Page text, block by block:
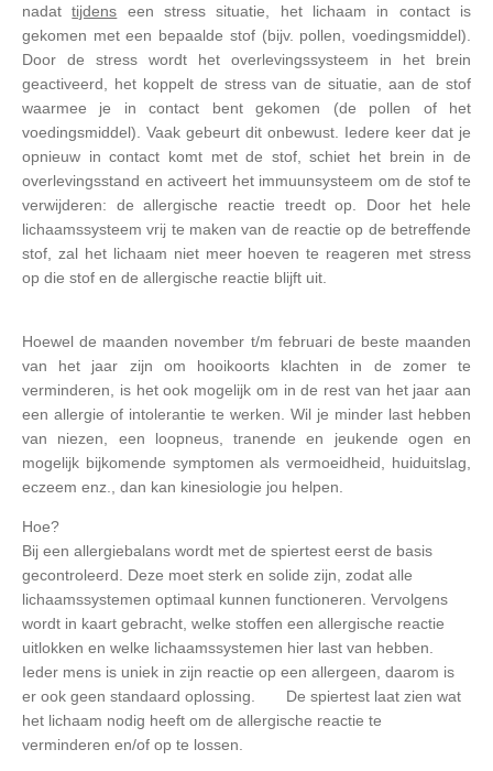
nadattijdens een stress situatie, het lichaam in contact is
gekomen met een bepaalde stof (bijv. pollen, voedingsmiddel).
Door de stress wordt het overlevingssysteem in het brein
geactiveerd, het koppelt de stress van de situatie, aan de stof
waarmee je in contact bent gekomen (de pollen of het
voedingsmiddel). Vaak gebeurt dit onbewust. Iedere keer dat je
opnieuw in contact komt met de stof, schiet het brein in de
overlevingsstand en activeert het immuunsysteem om de stof te
verwijderen: de allergische reactie treedt op. Door het hele
lichaamssysteem vrij te maken van de reactie op de betreffende
stof, zal het lichaam niet meer hoeven te reageren met stress
op die stof en de allergische reactie blijft uit.
Hoewel de maanden november t/m februari de beste maanden
van het jaar zijn om hooikoorts klachten in de zomer te
verminderen, is het ook mogelijk om in de rest van het jaar aan
een allergie of intolerantie te werken. Wil je minder last hebben
van niezen, een loopneus, tranende en jeukende ogen en
mogelijk bijkomende symptomen als vermoeidheid, huiduitslag,
eczeem enz., dan kan kinesiologie jou helpen.
Hoe?
Bij een allergiebalans wordt met de spiertest eerst de basis
gecontroleerd. Deze moet sterk en solide zijn, zodat alle
lichaamssystemen optimaal kunnen functioneren. Vervolgens
wordt in kaart gebracht, welke stoffen een allergische reactie
uitlokken en welke lichaamssystemen hier last van hebben.
Ieder mens is uniek in zijn reactie op een allergeen, daarom is
er ook geen standaard oplossing. De spiertest laat zien wat
het lichaam nodig heeft om de allergische reactie te
verminderen en/of op te lossen.